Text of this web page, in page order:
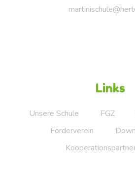
Links
Unsere Schule FGZ
Förderverein